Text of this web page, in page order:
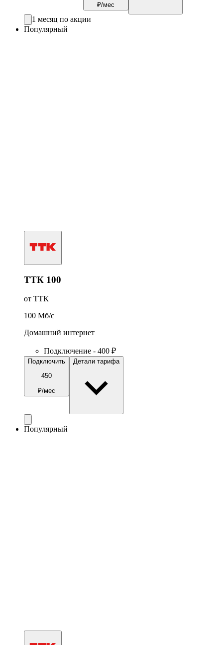
₽/мес
1 месяц по акции
Популярный
ТТК 100
от ТТК
100 Мб/c
Домашний интернет
Подключение - 400 ₽
Подключить
450
₽/мес
Детали тарифа
Популярный